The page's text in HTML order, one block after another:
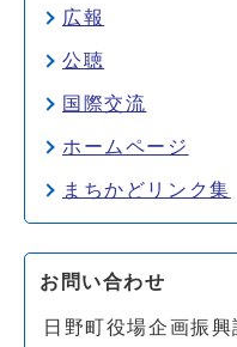
広報
公聴
国際交流
ホームページ
まちかどリンク集
お問い合わせ
日野町役場企画振